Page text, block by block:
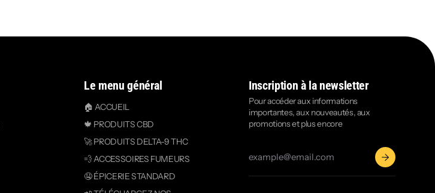
Le menu général
🏠 ACCUEIL
🍁 PRODUITS CBD
🚀 PRODUITS DELTA-9 THC
💨 ACCESSOIRES FUMEURS
🤤 ÉPICERIE STANDARD
Inscription à la newsletter
Pour accéder aux informations
importantes, aux nouveautés, aux
promotions et plus encore